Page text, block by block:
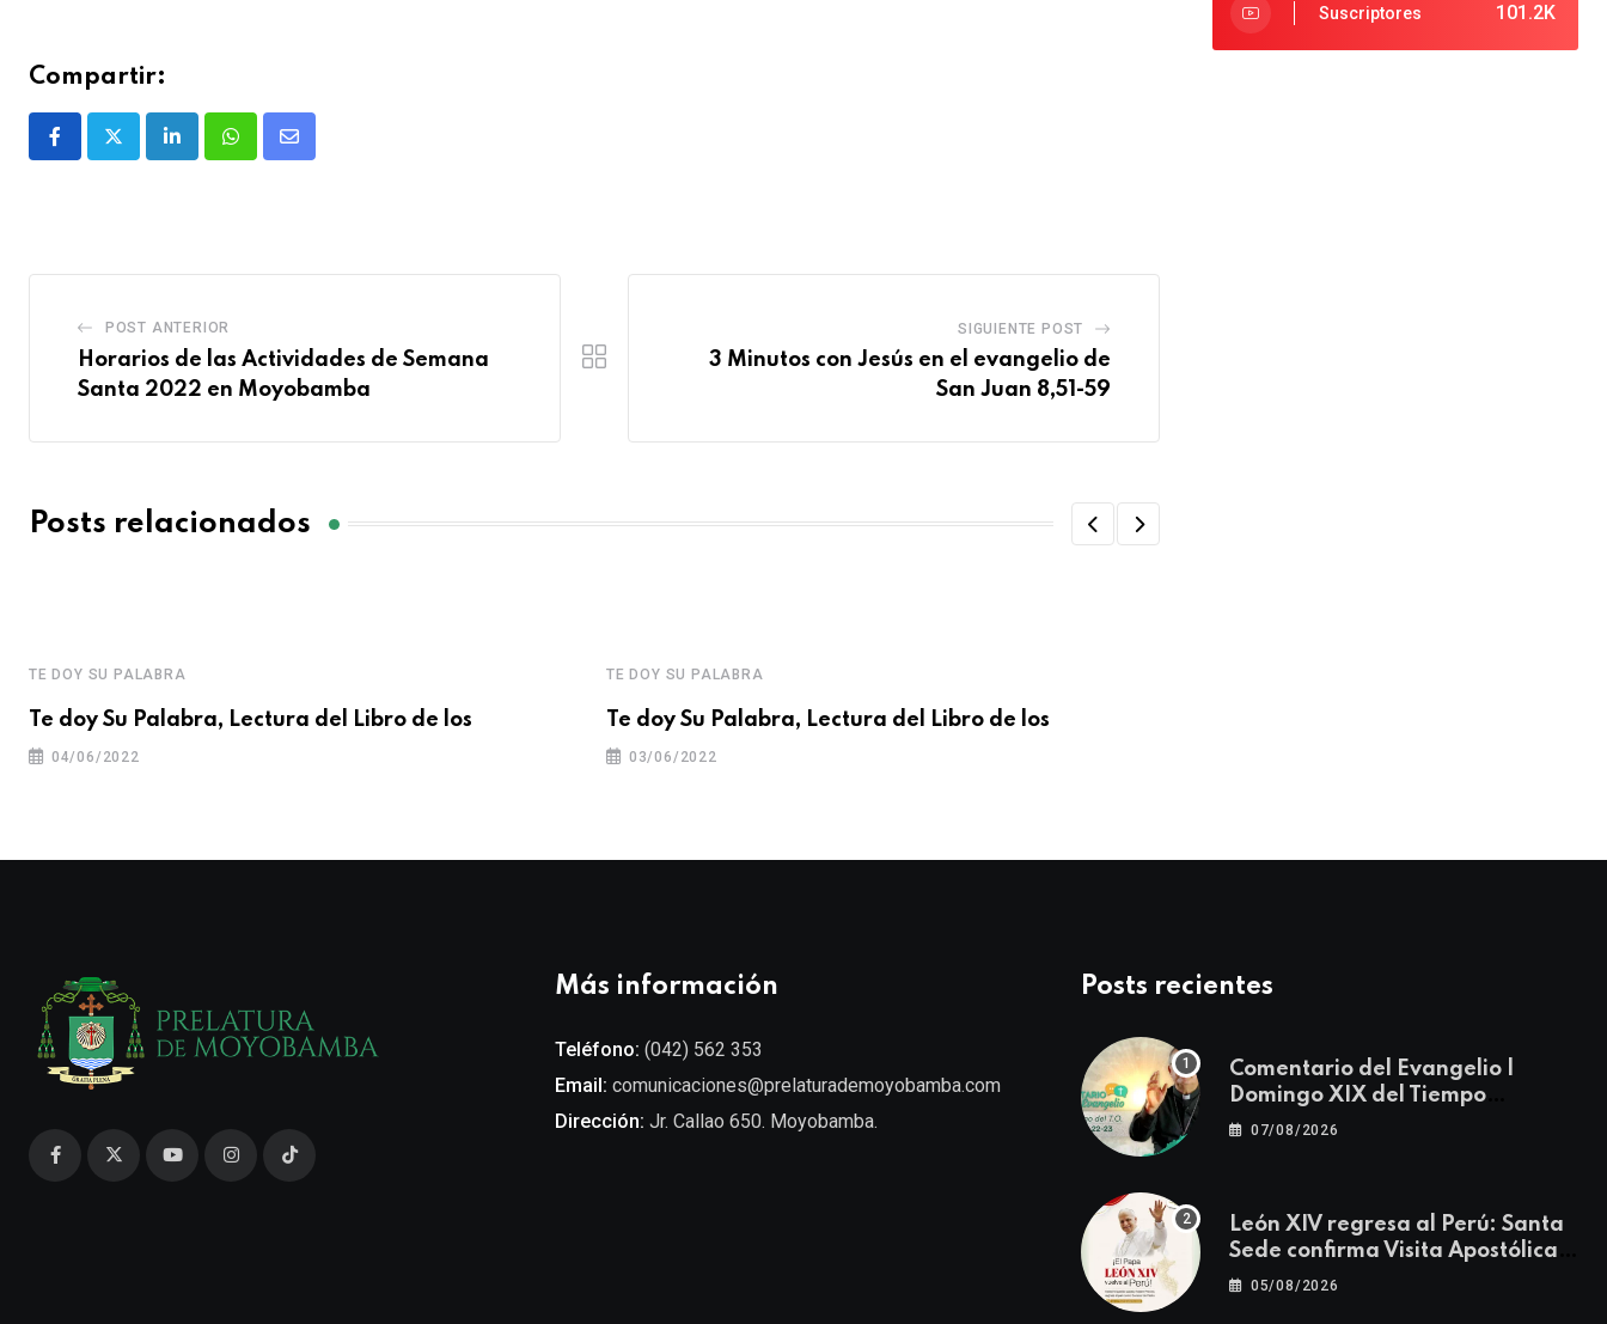
Compartir:
POST ANTERIOR
Horarios de las Actividades de Semana
Santa 2022 en Moyobamba
SIGUIENTE POST
3 Minutos con Jesús en el evangelio de
San Juan 8,51-59
Posts relacionados
TE DOY SU PALABRA
Te doy Su Palabra, Lectura del Libro de los
04/06/2022
TE DOY SU PALABRA
Te doy Su Palabra, Lectura del Libro de los
03/06/2022
101.2K
Suscriptores
Más información
Teléfono: (042) 562 353
Email: comunicaciones@prelaturademoyobamba.com
Dirección: Jr. Callao 650. Moyobamba.
Posts recientes
Comentario del Evangelio |
Domingo XIX del Tiempo
Ordinario | Mateo 14, 22-23
07/08/2026
León XIV regresa al Perú: Santa
Sede confirma Visita Apostólica
del 11 al 17 de noviembre
05/08/2026